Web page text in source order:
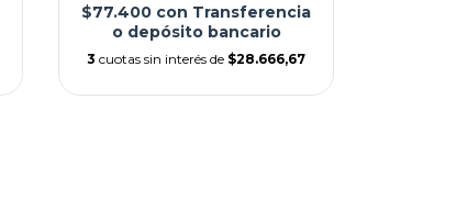
$77.400 con Transferencia
o depósito bancario
3 cuotas sin interés de $28.666,67